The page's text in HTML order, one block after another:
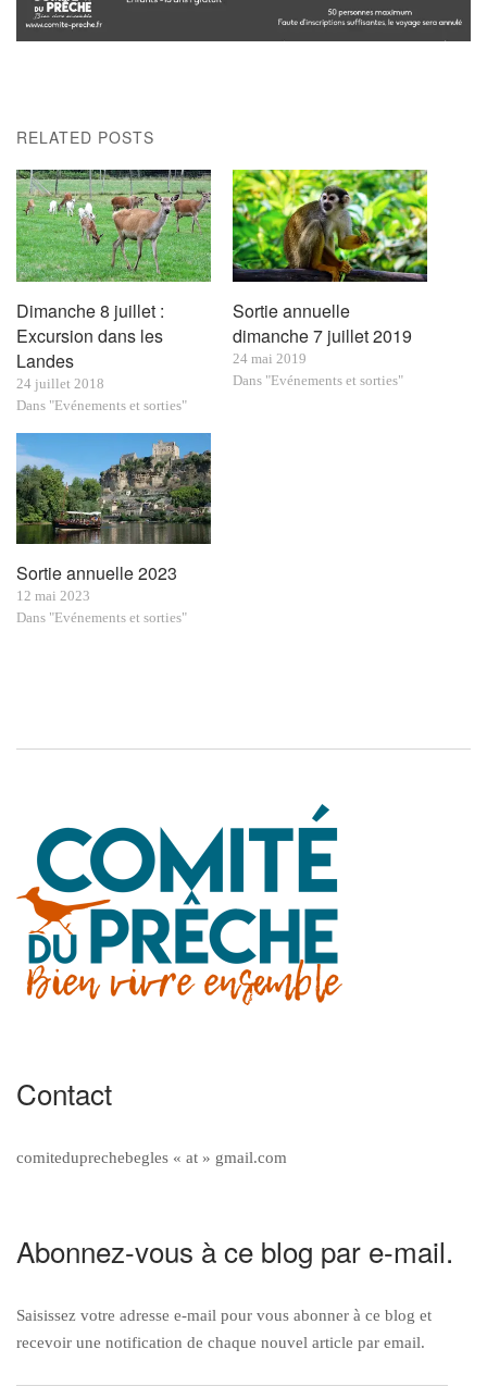
RELATED POSTS
Dimanche 8 juillet :
Excursion dans les
Landes
24 juillet 2018
Dans "Evénements et sorties"
Sortie annuelle
dimanche 7 juillet 2019
24 mai 2019
Dans "Evénements et sorties"
Sortie annuelle 2023
12 mai 2023
Dans "Evénements et sorties"
Contact
comiteduprechebegles « at » gmail.com
Abonnez-vous à ce blog par e-mail.
Saisissez votre adresse e-mail pour vous abonner à ce blog et
recevoir une notification de chaque nouvel article par email.